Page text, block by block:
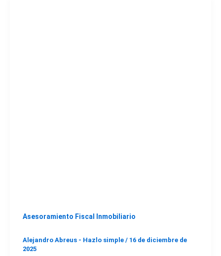
Asesoramiento Fiscal Inmobiliario
Alejandro Abreus - Hazlo simple / 16 de diciembre de
2025